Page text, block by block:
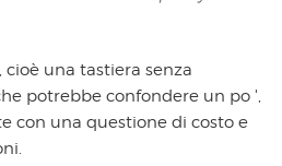
cioè una tastiera senza
potrebbe confondere un po ',
con una questione di costo e